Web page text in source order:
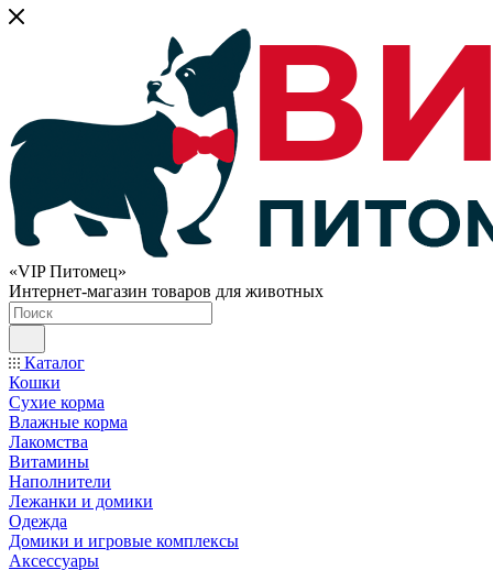
«VIP Питомец»
Интернет-магазин товаров для животных
Каталог
Кошки
Сухие корма
Влажные корма
Лакомства
Витамины
Наполнители
Лежанки и домики
Одежда
Домики и игровые комплексы
Аксессуары